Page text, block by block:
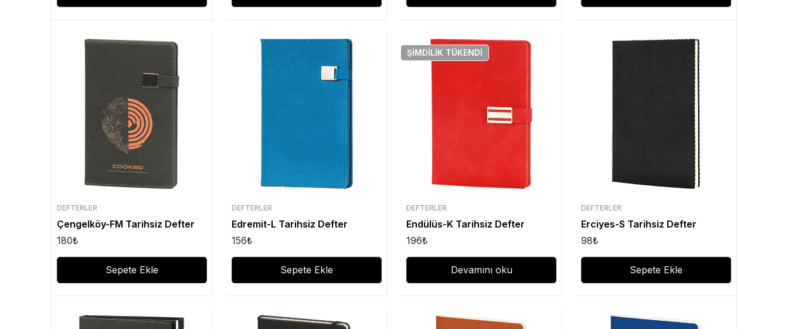
DEFTERLER
Çengelköy-FM Tarihsiz Defter
180₺
Sepete Ekle
DEFTERLER
Edremit-L Tarihsiz Defter
156₺
Sepete Ekle
ŞIMDILIK TÜKENDI
DEFTERLER
Endülüs-K Tarihsiz Defter
196₺
Devamını oku
DEFTERLER
Erciyes-S Tarihsiz Defter
98₺
Sepete Ekle